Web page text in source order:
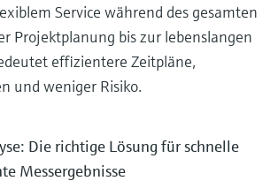
Service während des gesamten
Projektplanung bis zur lebenslangen
effizientere Zeitpläne,
und weniger Risiko.
Die richtige Lösung für schnelle
Messergebnisse